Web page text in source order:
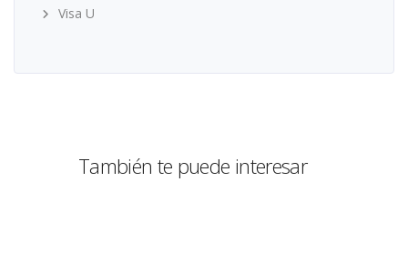
Visa U
También te puede interesar